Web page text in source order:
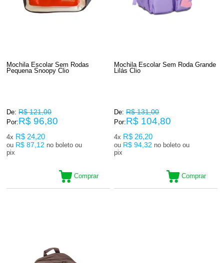
Mochila Escolar Sem Rodas
Pequena Snoopy Clio
De: R$ 121,00
Por:R$ 96,80
4x R$ 24,20
ou R$ 87,12 no boleto ou
pix
Comprar
Mochila Escolar Sem Roda Grande
Lilás Clio
De: R$ 131,00
Por:R$ 104,80
4x R$ 26,20
ou R$ 94,32 no boleto ou
pix
Comprar